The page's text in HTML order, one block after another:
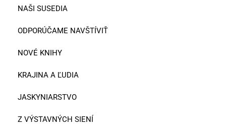
NAŠI SUSEDIA
ODPORÚČAME NAVŠTÍVIŤ
NOVÉ KNIHY
KRAJINA A ĽUDIA
JASKYNIARSTVO
Z VÝSTAVNÝCH SIENÍ